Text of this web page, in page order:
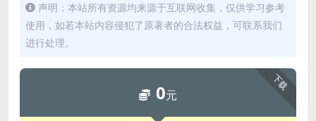
声明：本站所有资源均来源于互联网收集，仅供学习参考
使用，如若本站内容侵犯了原著者的合法权益，可联系我们
进行处理。
下载
0元